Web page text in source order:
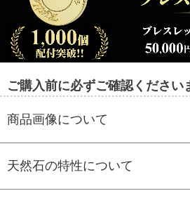
ご購入前に必ずご確認ください
商品画像について
天然石の特性について